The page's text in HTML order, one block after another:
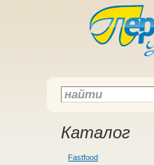
Каталог
Fastfood